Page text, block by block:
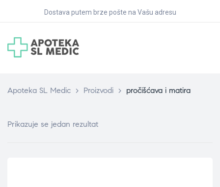
Dostava putem brze pošte na Vašu adresu
Apoteka SL Medic > Proizvodi > pročišćava i matira
Prikazuje se jedan rezultat